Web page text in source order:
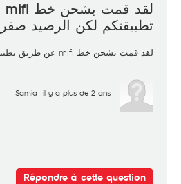
تطبيقتكم لكن الرصيد صفر
لقد قمت بشحن خط mifi عن طريق تطبيقتكم لكن الرصيد صفر
Samia il y a plus de 2 ans
Répondre à cette question